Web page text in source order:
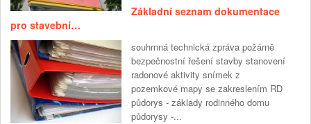
Základní seznam dokumentace
pro stavební…
souhrnná technická zpráva požárně
bezpečnostní řešení stavby stanovení
radonové aktivity snímek z
pozemkové mapy se zakreslením RD
půdorys - základy rodinného domu
půdorysy -...